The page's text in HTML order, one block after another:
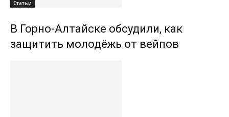
Статьи
В Горно-Алтайске обсудили, как
защитить молодёжь от вейпов